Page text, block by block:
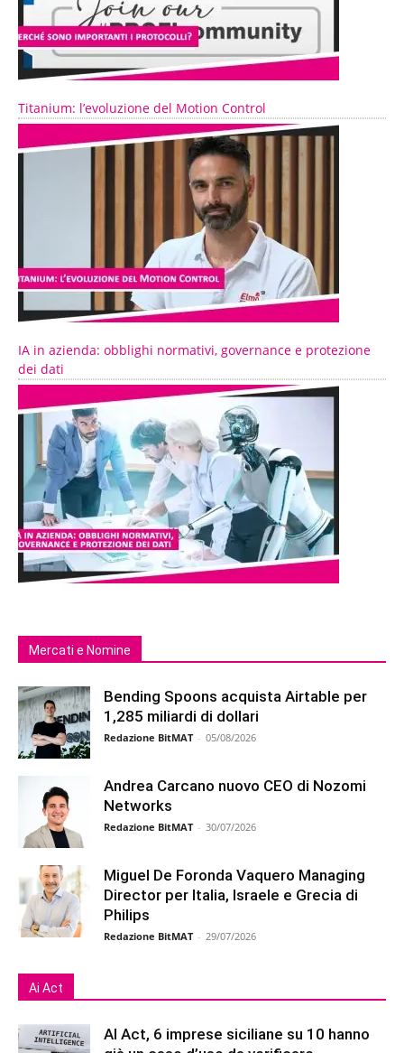
Titanium: l’evoluzione del Motion Control
IA in azienda: obblighi normativi, governance e protezione
dei dati
Mercati e Nomine
Bending Spoons acquista Airtable per
1,285 miliardi di dollari
Redazione BitMAT - 05/08/2026
Andrea Carcano nuovo CEO di Nozomi
Networks
Redazione BitMAT - 30/07/2026
Miguel De Foronda Vaquero Managing
Director per Italia, Israele e Grecia di
Philips
Redazione BitMAT - 29/07/2026
Ai Act
AI Act, 6 imprese siciliane su 10 hanno